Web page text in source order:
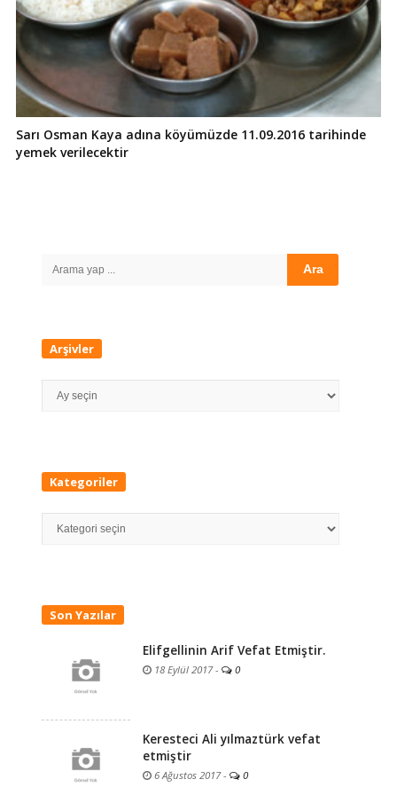
Sarı Osman Kaya adına köyümüzde 11.09.2016 tarihinde
yemek verilecektir
Search
Arşivler
Arşivler
Kategoriler
Kategoriler
Son Yazılar
Elifgellinin Arif Vefat Etmiştir.
18 Eylül 2017- 0
Keresteci Ali yılmaztürk vefat
etmiştir
6 Ağustos 2017- 0